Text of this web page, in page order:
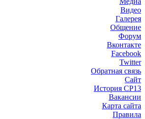
Видео
Галерея
Общение
Форум
Вконтакте
Facebook
Twitter
Обратная связь
Сайт
История СР13
Вакансии
Карта сайта
Правила